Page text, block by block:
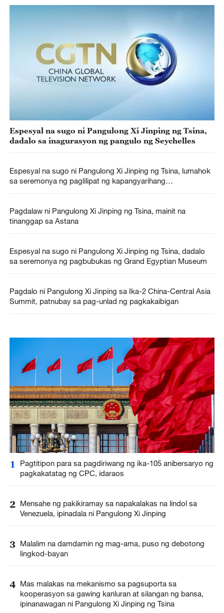
Espesyal na sugo ni Pangulong Xi Jinping ng Tsina,
dadalo sa inagurasyon ng pangulo ng Seychelles
Espesyal na sugo ni Pangulong Xi Jinping ng Tsina, lumahok
sa seremonya ng paglilipat ng kapangyarihang
Pagdalaw ni Pangulong Xi Jinping ng Tsina, mainit na
tinanggap sa Astana
Espesyal na sugo ni Pangulong Xi Jinping ng Tsina, dadalo
sa seremonya ng pagbubukas ng Grand Egyptian Museum
Pagdalo ni Pangulong Xi Jinping sa Ika-2 China-Central Asia
Summit, patnubay sa pag-unlad ng pagkakaibigan
1
Pagtitipon para sa pagdiriwang ng ika-105 anibersaryo ng
pagkakatatag ng CPC, idaraos
2 Mensahe ng pakikiramay sa napakalakas na lindol sa
Venezuela, ipinadala ni Pangulong Xi Jinping
3 Malalim na damdamin ng mag-ama, puso ng debotong
lingkod-bayan
4 Mas malakas na mekanismo sa pagsuporta sa
kooperasyon sa gawing kanluran at silangan ng bansa,
ipinanawagan ni Pangulong Xi Jinping ng Tsina